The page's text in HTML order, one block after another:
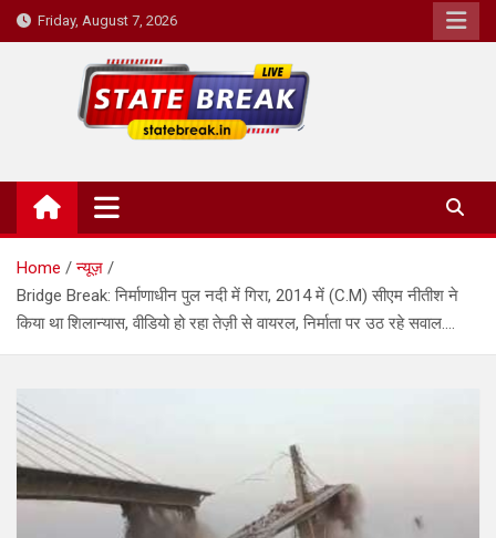
Skip
to
Friday, August 7, 2026
State Break
Home
न्यूज़
Bridge Break: निर्माणाधीन पुल नदी में गिरा, 2014 में (C.M) सीएम नीतीश ने
किया था शिलान्यास, वीडियो हो रहा तेज़ी से वायरल, निर्माता पर उठ रहे सवाल….